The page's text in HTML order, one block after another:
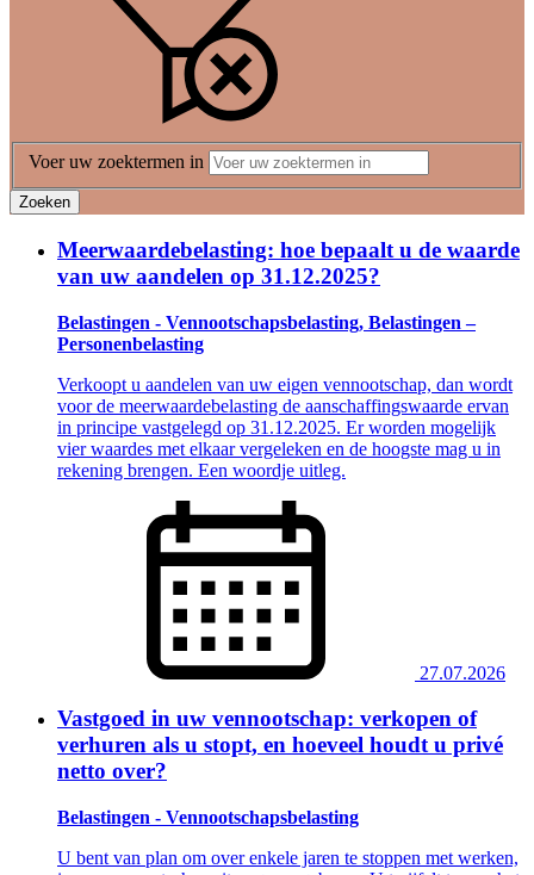
Voer uw zoektermen in
Zoeken
Meerwaardebelasting: hoe bepaalt u de waarde
van uw aandelen op 31.12.2025?
Belastingen - Vennootschapsbelasting, Belastingen –
Personenbelasting
Verkoopt u aandelen van uw eigen vennootschap, dan wordt
voor de meerwaardebelasting de aanschaffingswaarde ervan
in principe vastgelegd op 31.12.2025. Er worden mogelijk
vier waardes met elkaar vergeleken en de hoogste mag u in
rekening brengen. Een woordje uitleg.
27.07.2026
Vastgoed in uw vennootschap: verkopen of
verhuren als u stopt, en hoeveel houdt u privé
netto over?
Belastingen - Vennootschapsbelasting
U bent van plan om over enkele jaren te stoppen met werken,